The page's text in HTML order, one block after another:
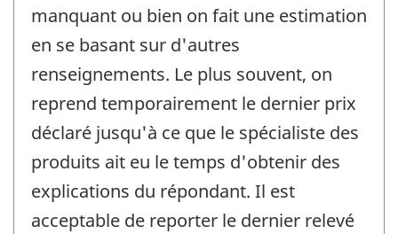
manquant ou bien on fait une estimation
en se basant sur d'autres
renseignements. Le plus souvent, on
reprend temporairement le dernier prix
déclaré jusqu'à ce que le spécialiste des
produits ait eu le temps d'obtenir des
explications du répondant. Il est
acceptable de reporter le dernier relevé